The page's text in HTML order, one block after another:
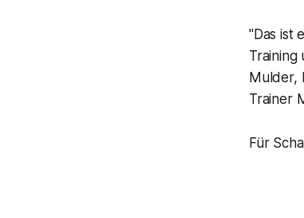
"Das ist
Training
Mulder,
Trainer
Für